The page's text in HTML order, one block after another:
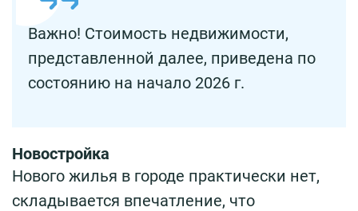
Важно! Стоимость недвижимости,
представленной далее, приведена по
состоянию на начало 2026 г.
Новостройка
Нового жилья в городе практически нет,
складывается впечатление, что